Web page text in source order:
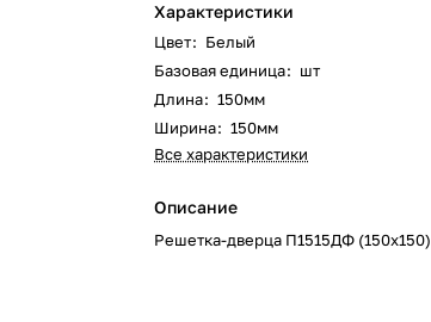
Характеристики
Цвет: Белый
Базовая единица: шт
Длина: 150мм
Ширина: 150мм
Все характеристики
Описание
Решетка-дверца П1515ДФ (150х150)